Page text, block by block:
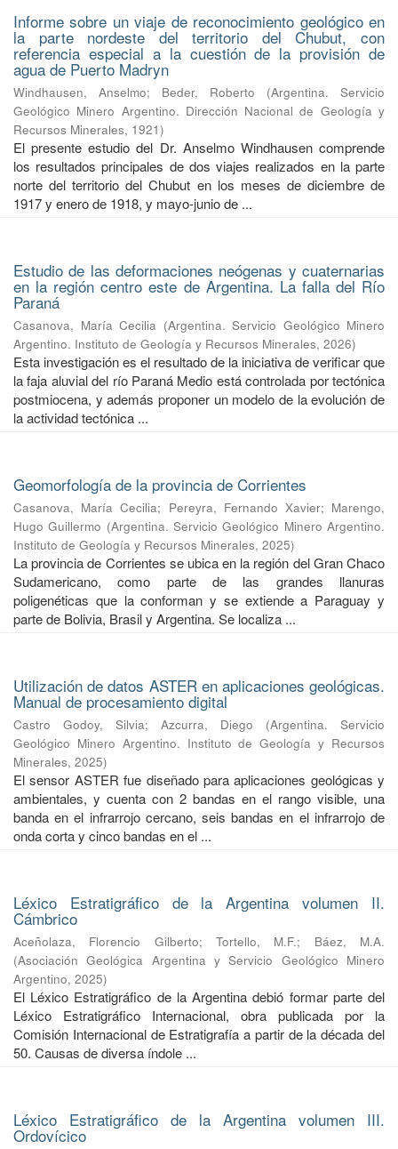
Informe sobre un viaje de reconocimiento geológico en
la parte nordeste del territorio del Chubut, con
referencia especial a la cuestión de la provisión de
agua de Puerto Madryn
Windhausen, Anselmo; Beder, Roberto (Argentina. Servicio
Geológico Minero Argentino. Dirección Nacional de Geología y
Recursos Minerales, 1921)
El presente estudio del Dr. Anselmo Windhausen comprende
los resultados principales de dos viajes realizados en la parte
norte del territorio del Chubut en los meses de diciembre de
1917 y enero de 1918, y mayo-junio de ...
Estudio de las deformaciones neógenas y cuaternarias
en la región centro este de Argentina. La falla del Río
Paraná
Casanova, María Cecilia (Argentina. Servicio Geológico Minero
Argentino. Instituto de Geología y Recursos Minerales, 2026)
Esta investigación es el resultado de la iniciativa de verificar que
la faja aluvial del río Paraná Medio está controlada por tectónica
postmiocena, y además proponer un modelo de la evolución de
la actividad tectónica ...
Geomorfología de la provincia de Corrientes
Casanova, María Cecilia; Pereyra, Fernando Xavier; Marengo,
Hugo Guillermo (Argentina. Servicio Geológico Minero Argentino.
Instituto de Geología y Recursos Minerales, 2025)
La provincia de Corrientes se ubica en la región del Gran Chaco
Sudamericano, como parte de las grandes llanuras
poligenéticas que la conforman y se extiende a Paraguay y
parte de Bolivia, Brasil y Argentina. Se localiza ...
Utilización de datos ASTER en aplicaciones geológicas.
Manual de procesamiento digital
Castro Godoy, Silvia; Azcurra, Diego (Argentina. Servicio
Geológico Minero Argentino. Instituto de Geología y Recursos
Minerales, 2025)
El sensor ASTER fue diseñado para aplicaciones geológicas y
ambientales, y cuenta con 2 bandas en el rango visible, una
banda en el infrarrojo cercano, seis bandas en el infrarrojo de
onda corta y cinco bandas en el ...
Léxico Estratigráfico de la Argentina volumen II.
Cámbrico
Aceñolaza, Florencio Gilberto;Tortello, M.F.; Báez, M.A.
(Asociación Geológica Argentina y Servicio Geológico Minero
Argentino, 2025)
El Léxico Estratigráfico de la Argentina debió formar parte del
Léxico Estratigráfico Internacional, obra publicada por la
Comisión Internacional de Estratigrafía a partir de la década del
50. Causas de diversa índole ...
Léxico Estratigráfico de la Argentina volumen III.
Ordovícico